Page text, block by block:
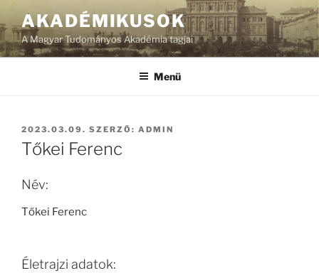
AKADÉMIKUSOK
A Magyar Tudományos Akadémia tagjai
Menü
BEKÜLDVE:
2023.03.09. SZERZŐ: ADMIN
Tőkei Ferenc
Név:
Tőkei Ferenc
Életrajzi adatok: